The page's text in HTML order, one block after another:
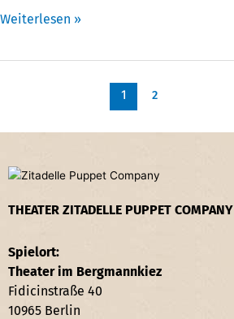
Weiterlesen »
1 2
THEATER ZITADELLE PUPPET COMPANY
Spielort:
Theater im Bergmannkiez
Fidicinstraße 40
10965 Berlin